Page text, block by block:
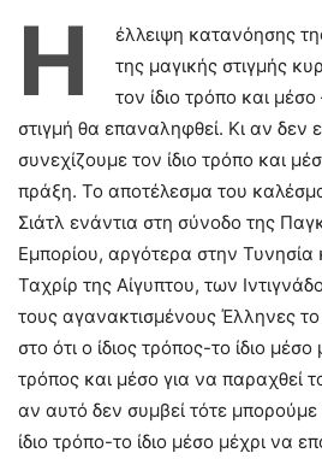
Η
έλλειψη κατανόησης
της μαγικής στιγμής
τον ίδιο τρόπο και
στιγμή θα επαναληφθεί. Κι αν δεν
συνεχίζουμε τον ίδιο τρόπο και
πράξη. Το αποτέλεσμα του
Σιάτλ ενάντια στη σύνοδο της
Εμπορίου, αργότερα στην Τυνησία
Ταχρίρ της Αίγυπτου, των
τους αγανακτισμένους Έλληνες
στο ότι ο ίδιος τρόπος-το ίδιο
τρόπος και μέσο για να παραχθεί
αν αυτό δεν συμβεί τότε
ίδιο τρόπο-το ίδιο μέσο μέχρι να